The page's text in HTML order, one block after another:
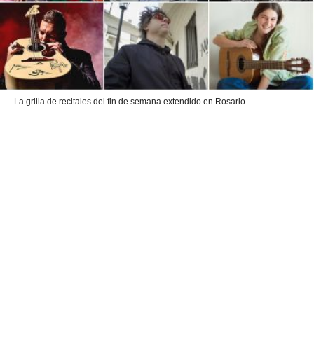
La grilla de recitales del fin de semana extendido en Rosario.